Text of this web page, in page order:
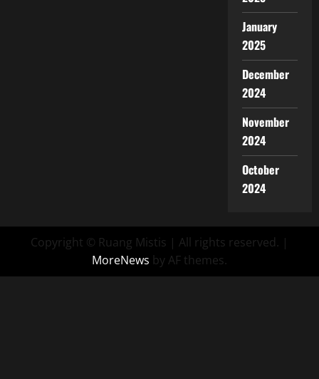
January
2025
December
2024
November
2024
October
2024
Copyright © Ruang Mistis | All rights reserved. |
MoreNews by AF themes.